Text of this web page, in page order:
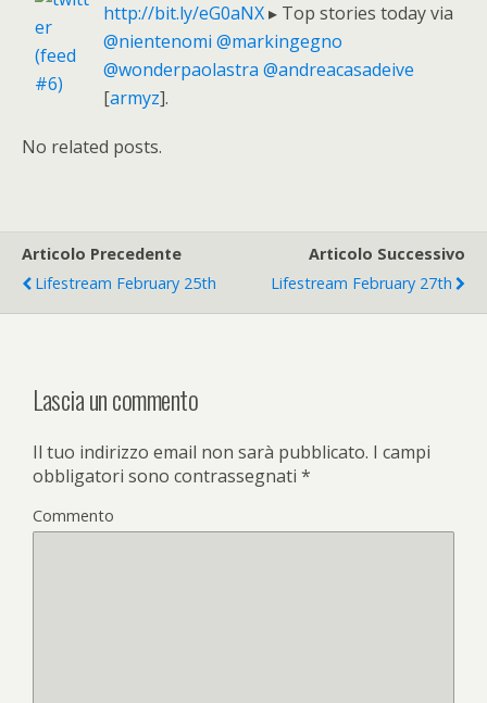
http://bit.ly/eG0aNX▸ Top stories today via
@nientenomi @markingegno
@wonderpaolastra @andreacasadeive
[armyz].
No related posts.
Articolo Precedente
Lifestream February 25th
Articolo Successivo
Lifestream February 27th
Lascia un commento
Il tuo indirizzo email non sarà pubblicato. I campi
obbligatori sono contrassegnati *
Commento